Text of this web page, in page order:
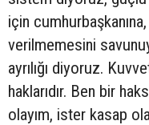
için
verilmemesini
ayrılığı diyoruz.
haklarıdır. Ben bir
olayım, ister kasap